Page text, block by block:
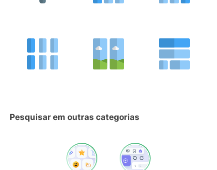
Pesquisar em outras categorias